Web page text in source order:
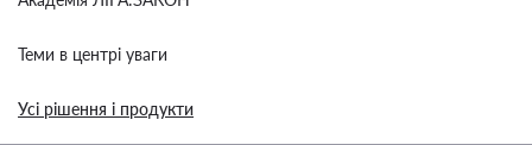
Теми в центрі уваги
Усі рішення і продукти